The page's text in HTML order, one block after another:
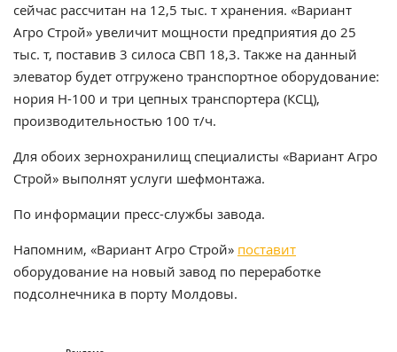
сейчас рассчитан на 12,5 тыс. т хранения. «Вариант
Агро Строй» увеличит мощности предприятия до 25
тыс. т, поставив 3 силоса СВП 18,3. Также на данный
элеватор будет отгружено транспортное оборудование:
нория Н-100 и три цепных транспортера (КСЦ),
производительностью 100 т/ч.
Для обоих зернохранилищ специалисты «Вариант Агро
Строй» выполнят услуги шефмонтажа.
По информации пресс-службы завода.
Напомним, «Вариант Агро Строй» поставит
оборудование на новый завод по переработке
подсолнечника в порту Молдовы.